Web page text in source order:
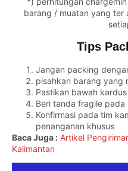
barang / muatan yang ter
Tips
Jangan packing
pisahkan barang yang
Pastikan bawah
Beri tanda fragile
Konfirmasi pada tim
penanganan khusus
Baca Juga : Artikel
Kalimantan